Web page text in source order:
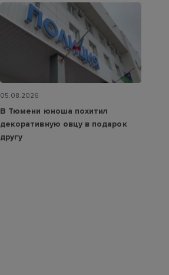
05.08.2026
В Тюмени юноша похитил
декоративную овцу в подарок
другу